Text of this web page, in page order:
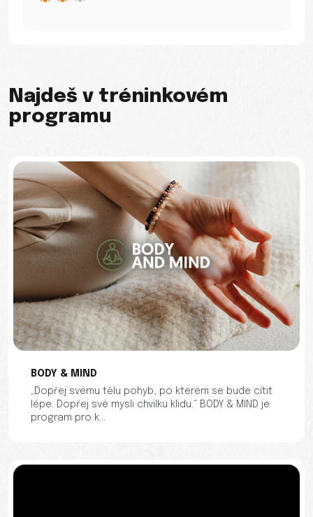
Najdeš v tréninkovém
programu
BODY & MIND
„Dopřej svému tělu pohyb, po kterém se bude cítit
lépe. Dopřej své mysli chvilku klidu.“ BODY & MIND je
program pro k...